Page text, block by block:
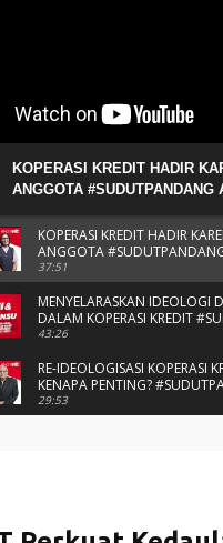
KOPERASI KREDIT HADIR
ANGGOTA #SUDUTPANDANG
KOPERASI KREDIT HADIR
ANGGOTA
37:51
MENYELARASKAN IDEOLOGI
DALAM KOPERASI KREDIT
BAPAK ROMI & BAPAK FRANSU
43:26
RE-IDEOLOGISASI KOPERASI
KENAPA PENTING?
TULUS
29:53
AMANCHE OE NINU
16:37